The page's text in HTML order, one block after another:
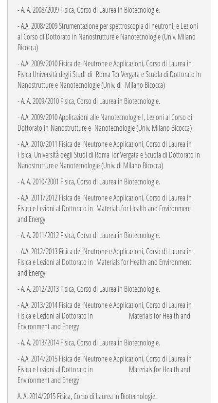
- A. A. 2008/2009 Fisica, Corso di Laurea in Biotecnologie.
- A.A. 2008/2009 Strumentazione per spettroscopia di neutroni, e Lezioni
al Corso di Dottorato in Nanostrutture e Nanotecnologie (Univ. Milano
Bicocca)
- A.A. 2009/2010 Fisica del Neutrone e Applicazioni, Corso di Laurea in
Fisica Università degli Studi di Roma Tor Vergata e Scuola di Dottorato in
Nanostrutture e Nanotecnologie (Univ. di Milano Bicocca)
- A. A. 2009/2010 Fisica, Corso di Laurea in Biotecnologie.
- A.A. 2009/2010 Applicazioni alle Nanotecnologie I, Lezioni al Corso di
Dottorato in Nanostrutturee Nanotecnologie (Univ. Milano Bicocca)
- A.A. 2010/2011 Fisica del Neutrone e Applicazioni, Corso di Laurea in
Fisica, Università degli Studi di Roma Tor Vergata e Scuola di Dottorato in
Nanostrutture e Nanotecnologie (Univ. di Milano Bicocca)
- A. A. 2010/2001 Fisica, Corso di Laurea in Biotecnologie.
- A.A. 2011/2012 Fisica del Neutrone e Applicazioni, Corso di Laurea in
Fisica e Lezioni al Dottorato in Materials for Health and Environment
and Energy
- A. A. 2011/2012 Fisica, Corso di Laurea in Biotecnologie.
- A.A. 2012/2013 Fisica del Neutrone e Applicazioni, Corso di Laurea in
Fisica e Lezioni al Dottorato in Materials for Health and Environment
and Energy
- A. A. 2012/2013 Fisica, Corso di Laurea in Biotecnologie.
- A.A. 2013/2014 Fisica del Neutrone e Applicazioni, Corso di Laurea in
Fisica e Lezioni al Dottorato in
Materials for Health and
Environment and Energy
- A. A. 2013/2014 Fisica, Corso di Laurea in Biotecnologie.
- A.A. 2014/2015 Fisica del Neutrone e Applicazioni, Corso di Laurea in
Fisica e Lezioni al Dottorato in
Materials for Health and
Environment and Energy
A. A. 2014/2015 Fisica, Corso di Laurea in Biotecnologie.